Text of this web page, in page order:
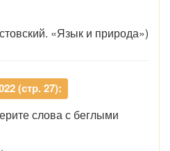
«Язык и природа»)
(стр. 27):
слова с беглыми